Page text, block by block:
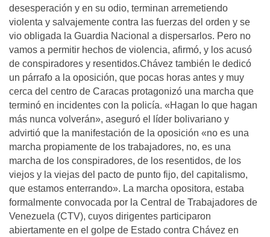
desesperación y en su odio, terminan arremetiendo
violenta y salvajemente contra las fuerzas del orden y se
vio obligada la Guardia Nacional a dispersarlos. Pero no
vamos a permitir hechos de violencia, afirmó, y los acusó
de conspiradores y resentidos.Chávez también le dedicó
un párrafo a la oposición, que pocas horas antes y muy
cerca del centro de Caracas protagonizó una marcha que
terminó en incidentes con la policí­a. «Hagan lo que hagan
más nunca volverán», aseguró el lí­der bolivariano y
advirtió que la manifestación de la oposición «no es una
marcha propiamente de los trabajadores, no, es una
marcha de los conspiradores, de los resentidos, de los
viejos y la viejas del pacto de punto fijo, del capitalismo,
que estamos enterrando». La marcha opositora, estaba
formalmente convocada por la Central de Trabajadores de
Venezuela (CTV), cuyos dirigentes participaron
abiertamente en el golpe de Estado contra Chávez en